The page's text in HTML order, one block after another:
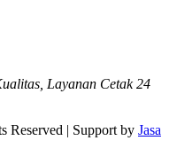
Layanan Cetak 24
Reserved | Support by Jasa